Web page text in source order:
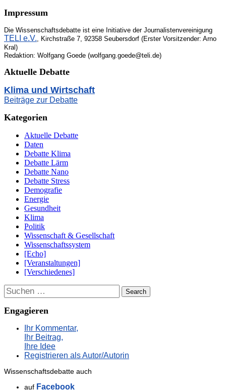
Impressum
Die Wissenschaftsdebatte ist eine Initiative der Journalistenvereinigung
TELI e.V., Kirchstraße 7, 92358 Seubersdorf (Erster Vorsitzender: Arno
Kral)
Redaktion: Wolfgang Goede (wolfgang.goede@teli.de)
Aktuelle Debatte
Klima und Wirtschaft
Beiträge zur Debatte
Kategorien
Aktuelle Debatte
Daten
Debatte Klima
Debatte Lärm
Debatte Nano
Debatte Stress
Demografie
Energie
Gesundheit
Klima
Politik
Wissenschaft & Gesellschaft
Wissenschaftssystem
[Echo]
[Veranstaltungen]
[Verschiedenes]
Suchen
Engagieren
Ihr Kommentar,
Ihr Beitrag,
Ihre Idee
Registrieren als Autor/Autorin
Wissenschaftsdebatte auch
auf Facebook